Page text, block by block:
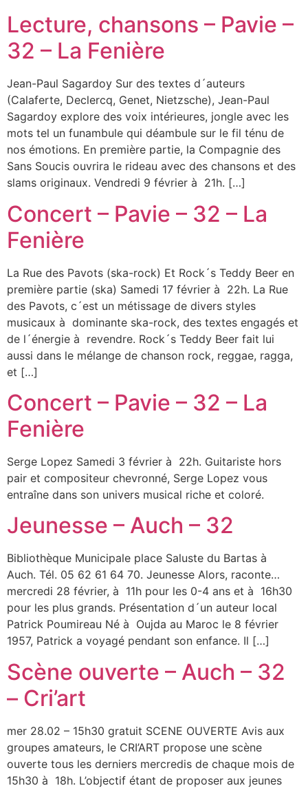
Lecture, chansons – Pavie –
32 – La Fenière
Jean-Paul Sagardoy Sur des textes d´auteurs
(Calaferte, Declercq, Genet, Nietzsche), Jean-Paul
Sagardoy explore des voix intérieures, jongle avec les
mots tel un funambule qui déambule sur le fil ténu de
nos émotions. En première partie, la Compagnie des
Sans Soucis ouvrira le rideau avec des chansons et des
slams originaux. Vendredi 9 février à 21h. […]
Concert – Pavie – 32 – La
Fenière
La Rue des Pavots (ska-rock) Et Rock´s Teddy Beer en
première partie (ska) Samedi 17 février à 22h. La Rue
des Pavots, c´est un métissage de divers styles
musicaux à dominante ska-rock, des textes engagés et
de l´énergie à revendre. Rock´s Teddy Beer fait lui
aussi dans le mélange de chanson rock, reggae, ragga,
et […]
Concert – Pavie – 32 – La
Fenière
Serge Lopez Samedi 3 février à 22h. Guitariste hors
pair et compositeur chevronné, Serge Lopez vous
entraîne dans son univers musical riche et coloré.
Jeunesse – Auch – 32
Bibliothèque Municipale place Saluste du Bartas à
Auch. Tél. 05 62 61 64 70. Jeunesse Alors, raconte…
mercredi 28 février, à 11h pour les 0-4 ans et à 16h30
pour les plus grands. Présentation d´un auteur local
Patrick Poumireau Né à Oujda au Maroc le 8 février
1957, Patrick a voyagé pendant son enfance. Il […]
Scène ouverte – Auch – 32
– Cri’art
mer 28.02 – 15h30 gratuit SCENE OUVERTE Avis aux
groupes amateurs, le CRI’ART propose une scène
ouverte tous les derniers mercredis de chaque mois de
15h30 à 18h. L’objectif étant de proposer aux jeunes